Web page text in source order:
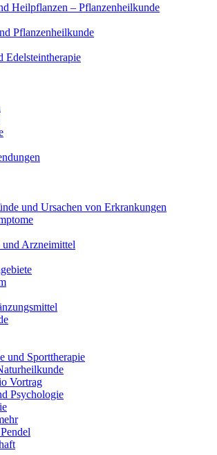
Heilpflanzen – Pflanzenheilkunde
Pflanzenheilkunde
Edelsteintherapie
und Ursachen von Erkrankungen
Arzneimittel
und Sporttherapie
Vortrag
Psychologie